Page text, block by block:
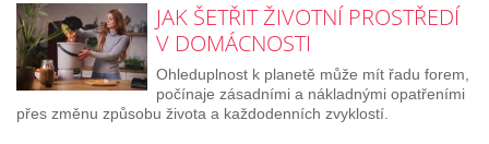
JAK ŠETŘIT ŽIVOTNÍ PROSTŘEDÍ
V DOMÁCNOSTI
Ohleduplnost k planetě může mít řadu forem,
počínaje zásadními a nákladnými opatřeními
přes změnu způsobu života a každodenních zvyklostí.